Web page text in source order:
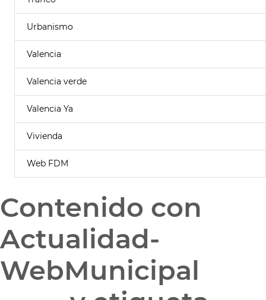
Urbanismo
Valencia
Valencia verde
Valencia Ya
Vivienda
Web FDM
Contenido con
Actualidad-
WebMunicipal